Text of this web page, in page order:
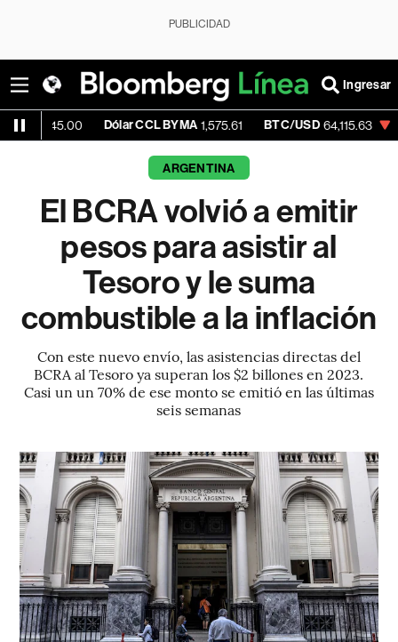
PUBLICIDAD
Ingresar
Dólar CCL BYMA 1,575.61 BTC/USD 64,115.63 -0.28%
ARGENTINA
El BCRA volvió a emitir
pesos para asistir al
Tesoro y le suma
combustible a la inflación
Con este nuevo envío, las asistencias directas del
BCRA al Tesoro ya superan los $2 billones en 2023.
Casi un un 70% de ese monto se emitió en las últimas
seis semanas